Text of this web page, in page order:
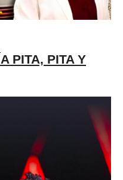
PITA, PITA Y